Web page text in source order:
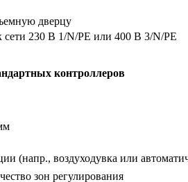
дверцу
230 В 1/N/PE или 400 В 3/N/PE
контроллеров
(напр., воздуходувка или
зон регулирования